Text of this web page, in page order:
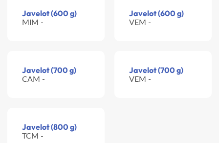
Javelot (600 g)
MIM -
Javelot (600 g)
VEM -
Javelot (700 g)
CAM -
Javelot (700 g)
VEM -
Javelot (800 g)
TCM -